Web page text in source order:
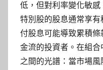
低，但對利率變化敏感
特別股的股息通常享
付股息可能導致累積
金流的投資者。在組
之間的光譜：當市場